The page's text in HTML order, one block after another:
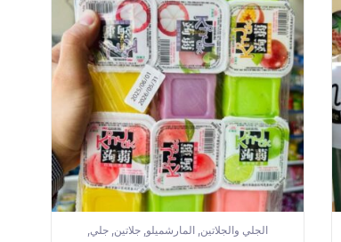
الجلي والجلاتين, المارشميلو, جلاتين, جلي,